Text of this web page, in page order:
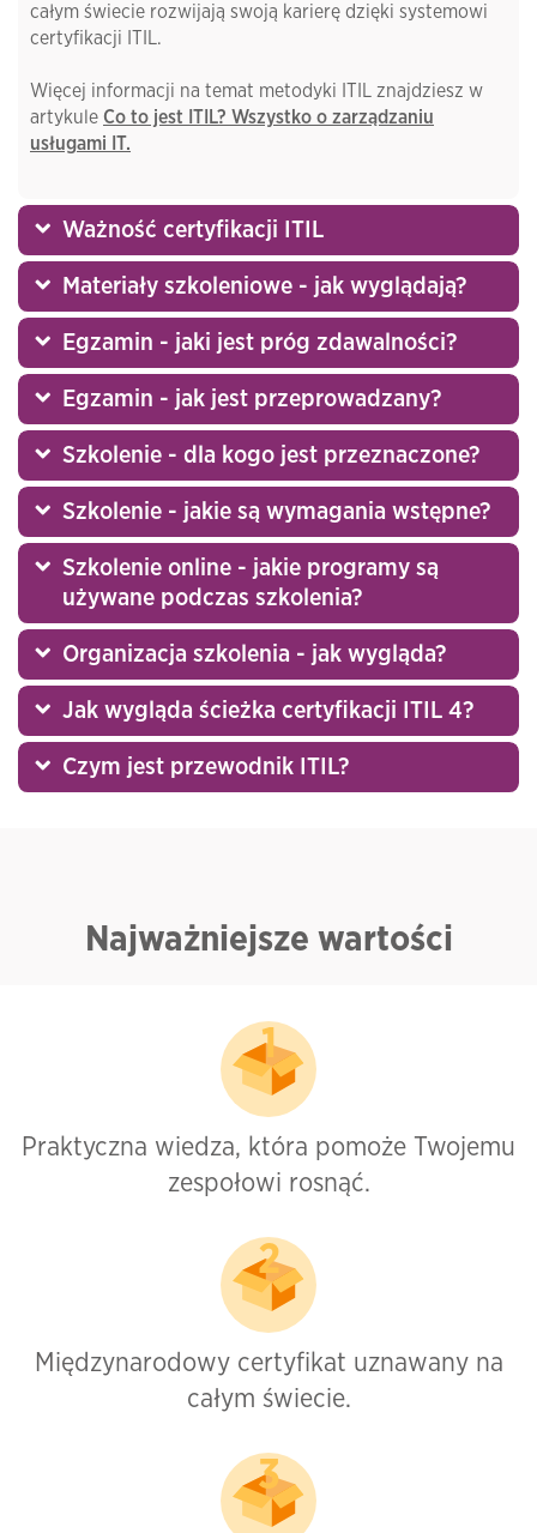
całym świecie rozwijają swoją karierę dzięki systemowi
certyfikacji ITIL.
Więcej informacji na temat metodyki ITIL znajdziesz w
artykule Co to jest ITIL? Wszystko o zarządzaniu
usługami IT.
Ważność certyfikacji ITIL
Materiały szkoleniowe - jak wyglądają?
Egzamin - jaki jest próg zdawalności?
Egzamin - jak jest przeprowadzany?
Szkolenie - dla kogo jest przeznaczone?
Szkolenie - jakie są wymagania wstępne?
Szkolenie online - jakie programy są
używane podczas szkolenia?
Organizacja szkolenia - jak wygląda?
Jak wygląda ścieżka certyfikacji ITIL 4?
Czym jest przewodnik ITIL?
Najważniejsze wartości
Praktyczna wiedza, która pomoże Twojemu
zespołowi rosnąć.
Międzynarodowy certyfikat uznawany na
całym świecie.